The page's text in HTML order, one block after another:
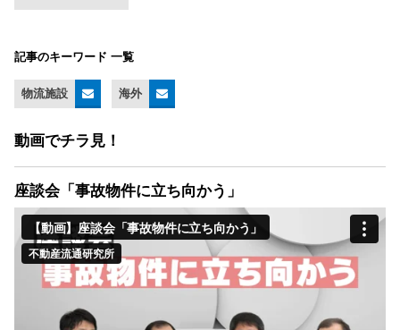
記事のキーワード 一覧
物流施設 海外
動画でチラ見！
座談会「事故物件に立ち向かう」